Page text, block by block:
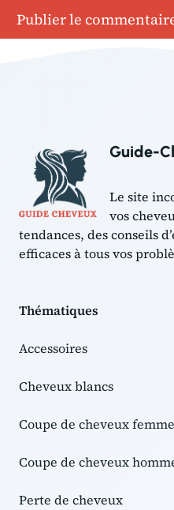
Guide-
Le site
vos
tendances, des conseils
efficaces à tous vos
Thématiques
Accessoires
Cheveux blancs
Coupe de cheveux femme
Coupe de cheveux
Perte de cheveux